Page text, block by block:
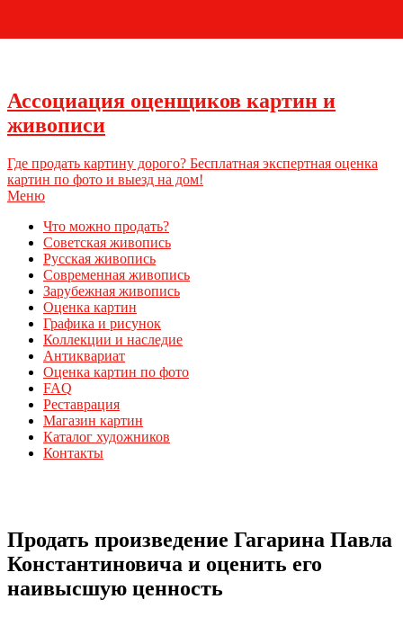
Ассоциация оценщиков картин и
живописи
Где продать картину дорого? Бесплатная экспертная оценка
картин по фото и выезд на дом!
Меню
Что можно продать?
Советская живопись
Русская живопись
Современная живопись
Зарубежная живопись
Оценка картин
Графика и рисунок
Коллекции и наследие
Антиквариат
Оценка картин по фото
FAQ
Реставрация
Магазин картин
Каталог художников
Контакты
Продать произведение Гагарина Павла
Константиновича и оценить его
наивысшую ценность